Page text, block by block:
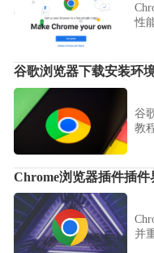
性
谷歌浏览器下载安装环
谷
教
Chrome浏览器插件插
并